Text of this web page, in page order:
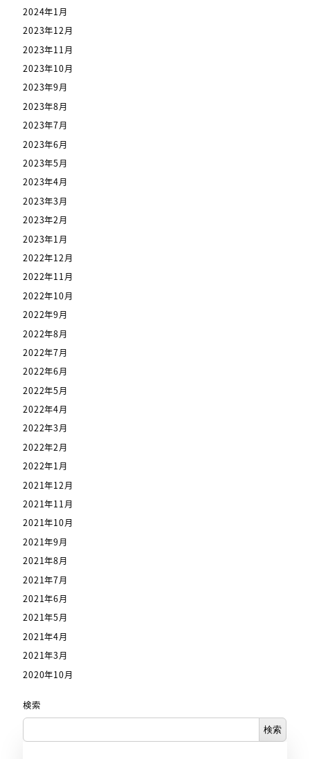
2024年1月
2023年12月
2023年11月
2023年10月
2023年9月
2023年8月
2023年7月
2023年6月
2023年5月
2023年4月
2023年3月
2023年2月
2023年1月
2022年12月
2022年11月
2022年10月
2022年9月
2022年8月
2022年7月
2022年6月
2022年5月
2022年4月
2022年3月
2022年2月
2022年1月
2021年12月
2021年11月
2021年10月
2021年9月
2021年8月
2021年7月
2021年6月
2021年5月
2021年4月
2021年3月
2020年10月
検索
検索